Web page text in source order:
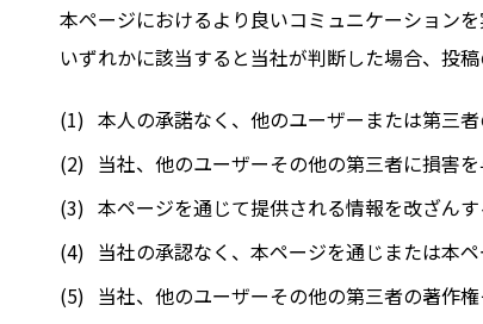
本ページにおけるより良いコミュニケーション
いずれかに該当すると当社が判断した場合、投
本人の承諾なく、他のユーザーまたは第三
当社、他のユーザーその他の第三者に損害
本ページを通じて提供される情報を改ざん
当社の承認なく、本ページを通じまたは本
当社、他のユーザーその他の第三者の著作